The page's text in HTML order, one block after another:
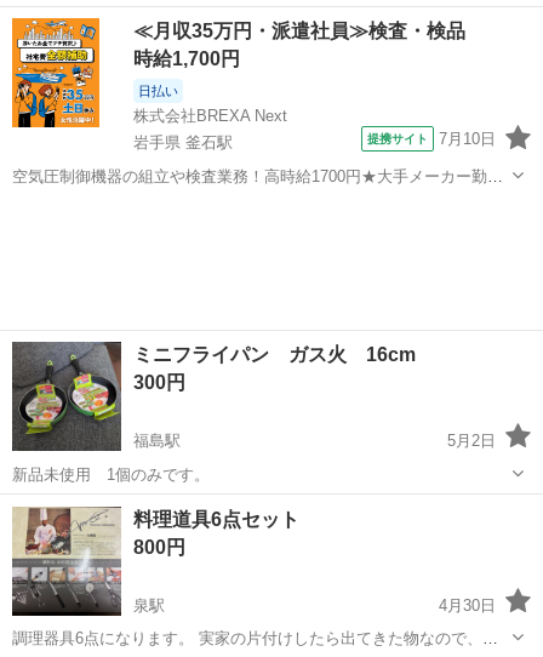
入したものの、使わずに保管していました。 たしか¥3000ほどで購入
したかと思います。 未使用のものになりますが、出品のために開封し
ました。 スライサーは...
福島 いわき市 いわき駅 調理器具 スライサー
≪月収35万円・派遣社員≫検査・検品
時給1,700円
日払い
株式会社BREXA Next
岩手県 釜石駅
提携サイト 7月10日
空気圧制御機器の組立や検査業務！高時給1700円★大手メーカー勤
ミニフライパン ガス火 16cm
300円
福島駅
5月2日
新品未使用 1個のみです。
福島 福島市 福島駅 調理器具
料理道具6点セット
800円
泉駅
4月30日
調理器具6点になります。 実家の片付けしたら出てきた物なので、何